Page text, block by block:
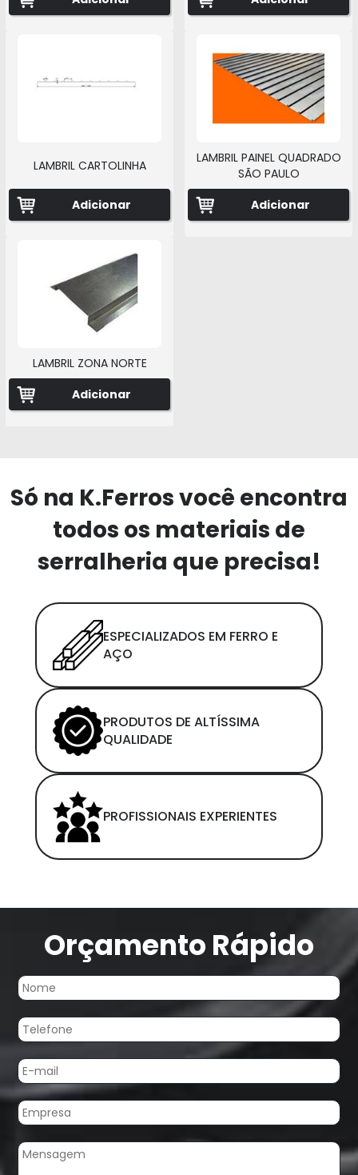
LAMBRIL CARTOLINHA
Adicionar
LAMBRIL PAINEL QUADRADO
SÃO PAULO
Adicionar
LAMBRIL ZONA NORTE
Adicionar
Só na K.Ferros você encontra
todos os materiais de
serralheria que precisa!
ESPECIALIZADOS EM FERRO E
AÇO
PRODUTOS DE ALTÍSSIMA
QUALIDADE
PROFISSIONAIS EXPERIENTES
Orçamento Rápido